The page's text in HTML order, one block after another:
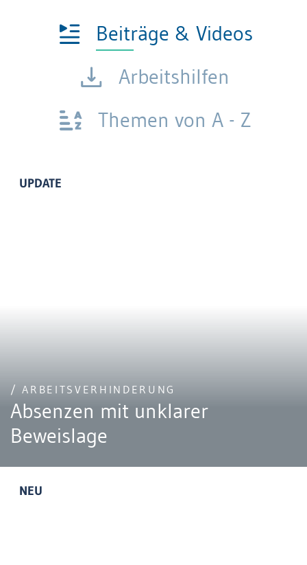
Beiträge & Videos
Arbeitshilfen
Themen von A - Z
UPDATE
/ ARBEITSVERHINDERUNG
Absenzen mit unklarer
Beweislage
NEU